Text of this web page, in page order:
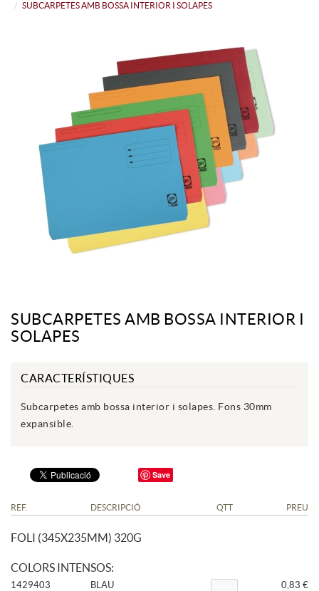
SUBCARPETES AMB BOSSA INTERIOR I SOLAPES
SUBCARPETES AMB BOSSA INTERIOR I
SOLAPES
CARACTERÍSTIQUES
Subcarpetes amb bossa interior i solapes. Fons 30mm
expansible.
Save
REF. DESCRIPCIÓ QTT PREU
FOLI (345X235MM) 320G
COLORS INTENSOS:
1429403 BLAU
0,83 €